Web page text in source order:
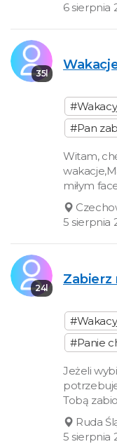
6 sierpnia
35l
#Pan
Witam,
miłym
5 sierpnia
24l
Zabierz
#Panie
Jeżeli
Tobą
Ruda
5 sierpnia